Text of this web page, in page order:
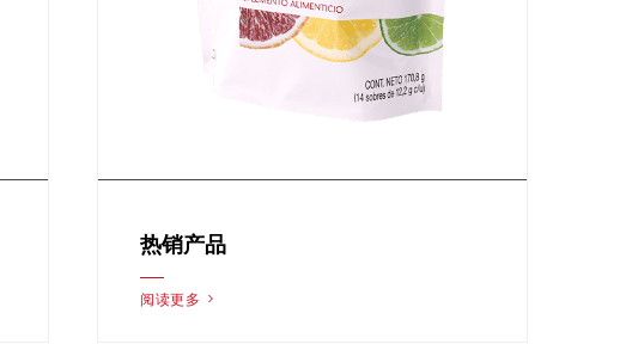
热销产品
阅读更多 >